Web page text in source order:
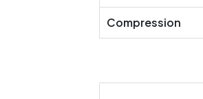
Compression